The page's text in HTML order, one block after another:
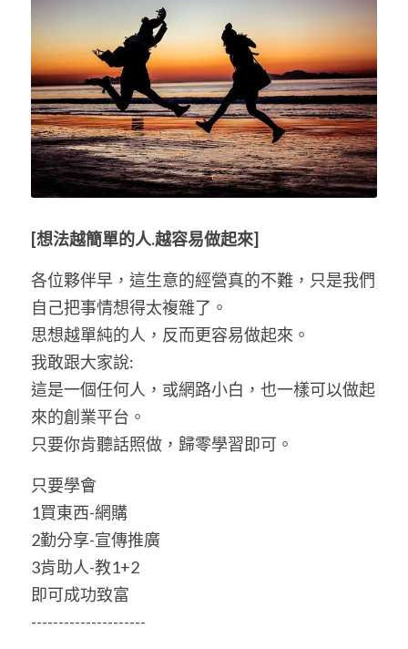
[想法越簡單的人.越容易做起來]
各位夥伴早，這生意的經營真的不難，只是我們
自己把事情想得太複雜了。
思想越單純的人，反而更容易做起來。
我敢跟大家說:
這是一個任何人，或網路小白，也一樣可以做起
來的創業平台。
只要你肯聽話照做，歸零學習即可。
只要學會
1買東西-網購
2勤分享-宣傳推廣
3肯助人-教1+2
即可成功致富
---------------------